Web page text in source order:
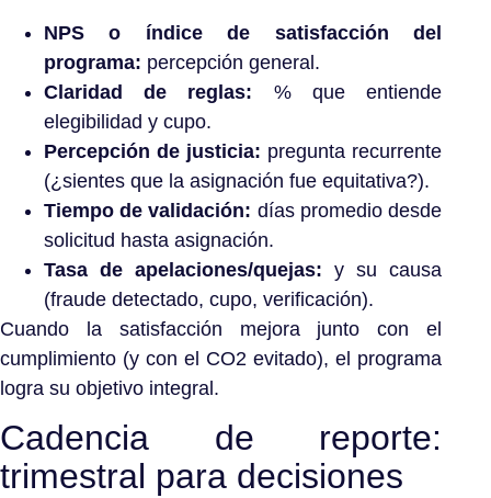
NPS o índice de satisfacción del
programa: percepción general.
Claridad de reglas: % que entiende
elegibilidad y cupo.
Percepción de justicia: pregunta recurrente
(¿sientes que la asignación fue equitativa?).
Tiempo de validación: días promedio desde
solicitud hasta asignación.
Tasa de apelaciones/quejas: y su causa
(fraude detectado, cupo, verificación).
Cuando la satisfacción mejora junto con el
cumplimiento (y con el CO2 evitado), el programa
logra su objetivo integral.
Cadencia de reporte:
trimestral para decisiones